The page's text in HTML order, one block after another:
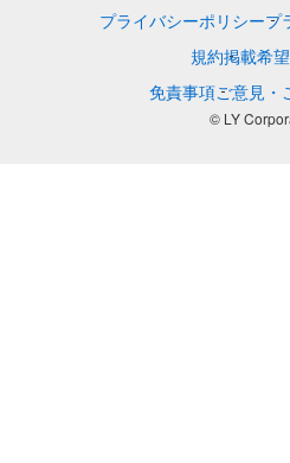
プライバシーポリシープ
規約掲載希
免責事項ご意見・
© LY